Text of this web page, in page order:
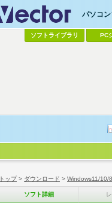
トップ> ダウンロード > Windows11/10/
ソフト詳細
パソコ
ソフトライブラリ PC